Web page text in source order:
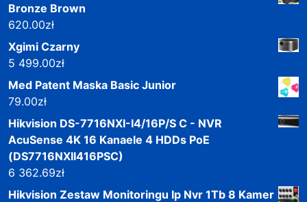
Bronze Brown
620.00zł
Xgimi Czarny
5 499.00zł
Med Patent Maska Basic Junior
79.00zł
Hikvision DS-7716NXI-I4/16P/S C - NVR
AcuSense 4K 16 Kanaele 4 HDDs PoE
(DS7716NXII416PSC)
6 362.69zł
Hikvision Zestaw Monitoringu Ip Nvr 1Tb 8 Kamer